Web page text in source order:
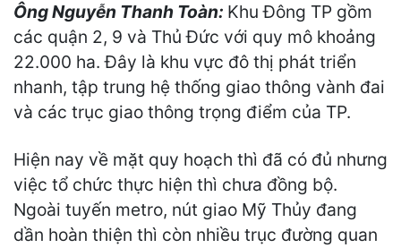
Ông Nguyễn Thanh Toàn: Khu Đông TP gồm
các quận 2, 9 và Thủ Đức với quy mô khoảng
22.000 ha. Đây là khu vực đô thị phát triển
nhanh, tập trung hệ thống giao thông vành đai
và các trục giao thông trọng điểm của TP.
Hiện nay về mặt quy hoạch thì đã có đủ nhưng
việc tổ chức thực hiện thì chưa đồng bộ.
Ngoài tuyến metro, nút giao Mỹ Thủy đang
dần hoàn thiện thì còn nhiều trục đường quan